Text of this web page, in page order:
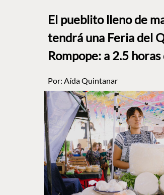
El pueblito lleno de
tendrá una Feria del
Rompope: a 2.5
Por: Aída Quintanar